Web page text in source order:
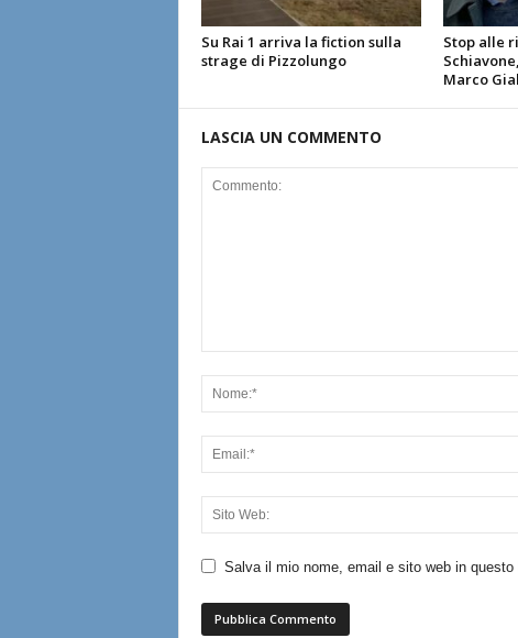
Su Rai 1 arriva la fiction sulla
strage di Pizzolungo
Stop alle
Marco
LASCIA UN COMMENTO
Salva il mio nome, email e sito web in